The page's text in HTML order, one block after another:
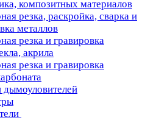
композитных материалов
резка, раскройка, сварка и
металлов
резка и гравировка
акрила
резка и гравировка
дымоуловителей